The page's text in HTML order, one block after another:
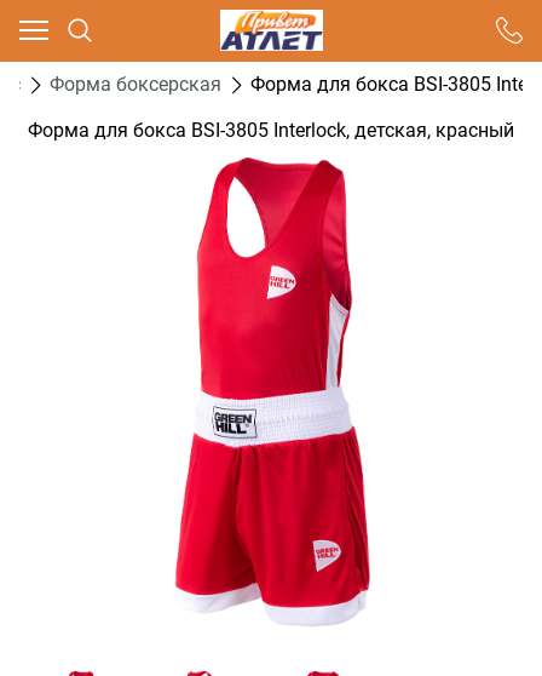
Форма боксерская
Форма для бокса BSI-3805
Форма для бокса BSI-3805 Interlock, детская, красный
Ваш город - Москва,
угадали?
ДА НЕТ